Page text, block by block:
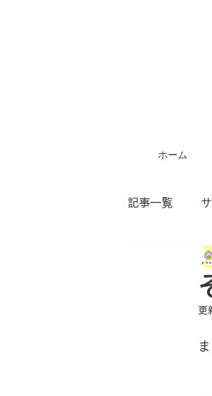
ホーム
記事一覧
お客様か
新サロン更